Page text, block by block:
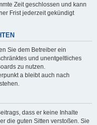
Zeit geschlossen und kann
Frist jederzeit gekündigt
Sie dem Betreiber ein
und unentgeltliches
zu nutzen.
a bleibt auch nach
dass er keine Inhalte
die guten Sitten verstoßen. Sie